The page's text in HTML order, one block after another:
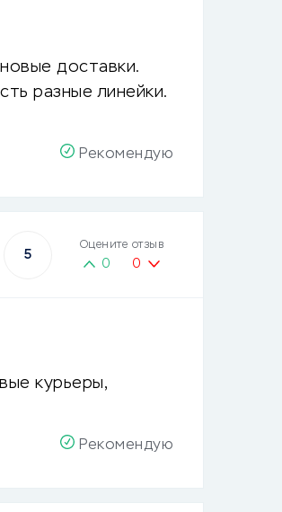
доставки.
разные линейки.
Рекомендую
5
Оцените отзыв
0 0
курьеры,
Рекомендую